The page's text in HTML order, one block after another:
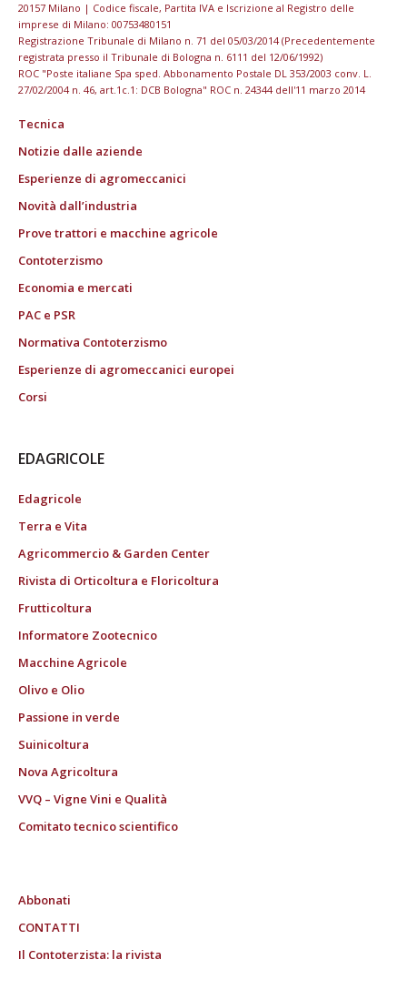
20157 Milano | Codice fiscale, Partita IVA e Iscrizione al Registro delle
imprese di Milano: 00753480151
Registrazione Tribunale di Milano n. 71 del 05/03/2014 (Precedentemente
registrata presso il Tribunale di Bologna n. 6111 del 12/06/1992)
ROC "Poste italiane Spa sped. Abbonamento Postale DL 353/2003 conv. L.
27/02/2004 n. 46, art.1c.1: DCB Bologna" ROC n. 24344 dell'11 marzo 2014
Tecnica
Notizie dalle aziende
Esperienze di agromeccanici
Novità dall’industria
Prove trattori e macchine agricole
Contoterzismo
Economia e mercati
PAC e PSR
Normativa Contoterzismo
Esperienze di agromeccanici europei
Corsi
EDAGRICOLE
Edagricole
Terra e Vita
Agricommercio & Garden Center
Rivista di Orticoltura e Floricoltura
Frutticoltura
Informatore Zootecnico
Macchine Agricole
Olivo e Olio
Passione in verde
Suinicoltura
Nova Agricoltura
VVQ – Vigne Vini e Qualità
Comitato tecnico scientifico
Abbonati
CONTATTI
Il Contoterzista: la rivista